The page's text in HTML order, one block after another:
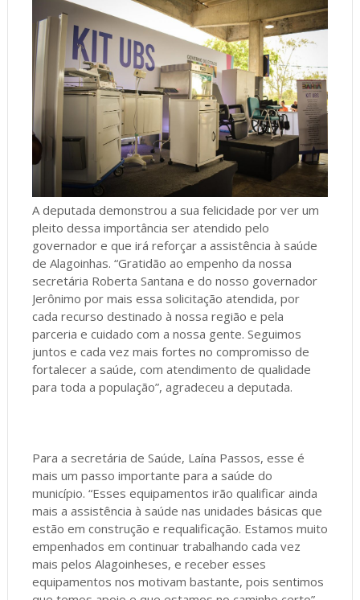
A deputada demonstrou a sua felicidade por ver um
pleito dessa importância ser atendido pelo
governador e que irá reforçar a assistência à saúde
de Alagoinhas. “Gratidão ao empenho da nossa
secretária Roberta Santana e do nosso governador
Jerônimo por mais essa solicitação atendida, por
cada recurso destinado à nossa região e pela
parceria e cuidado com a nossa gente. Seguimos
juntos e cada vez mais fortes no compromisso de
fortalecer a saúde, com atendimento de qualidade
para toda a população”, agradeceu a deputada.
Para a secretária de Saúde, Laína Passos, esse é
mais um passo importante para a saúde do
município. “Esses equipamentos irão qualificar ainda
mais a assistência à saúde nas unidades básicas que
estão em construção e requalificação. Estamos muito
empenhados em continuar trabalhando cada vez
mais pelos Alagoinheses, e receber esses
equipamentos nos motivam bastante, pois sentimos